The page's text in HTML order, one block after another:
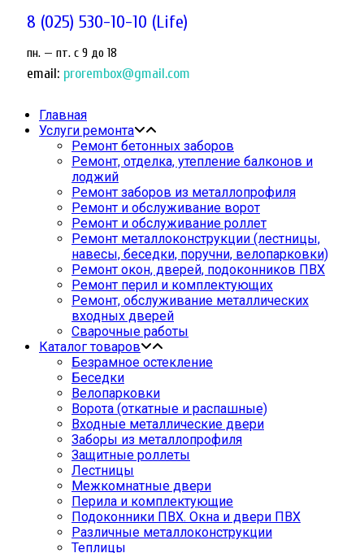
8 (025) 530-10-10 (Life)
пн. — пт. c 9 до 18
email: prorembox@gmail.com
Главная
Услуги ремонта
Ремонт бетонных заборов
Ремонт, отделка, утепление балконов и
лоджий
Ремонт заборов из металлопрофиля
Ремонт и обслуживание ворот
Ремонт и обслуживание роллет
Ремонт металлоконструкции (лестницы,
навесы, беседки, поручни, велопарковки)
Ремонт окон, дверей, подоконников ПВХ
Ремонт перил и комплектующих
Ремонт, обслуживание металлических
входных дверей
Сварочные работы
Каталог товаров
Безрамное остекление
Беседки
Велопарковки
Ворота (откатные и распашные)
Входные металлические двери
Заборы из металлопрофиля
Защитные роллеты
Лестницы
Межкомнатные двери
Перила и комплектующие
Подоконники ПВХ. Окна и двери ПВХ
Различные металлоконструкции
Теплицы